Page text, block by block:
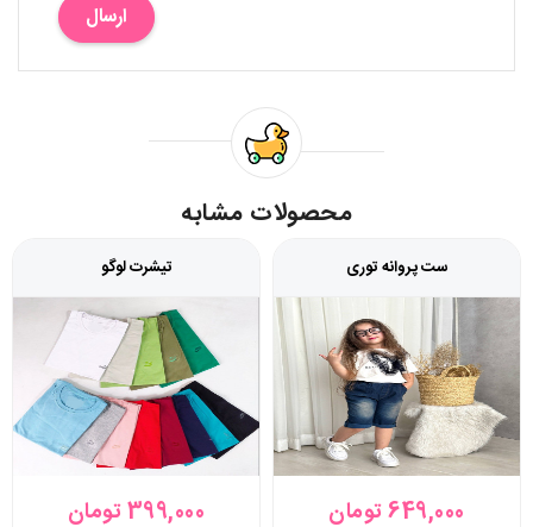
ارسال
محصولات مشابه
ست پروانه توری
649,000 تومان
تیشرت لوگو
399,000 تومان